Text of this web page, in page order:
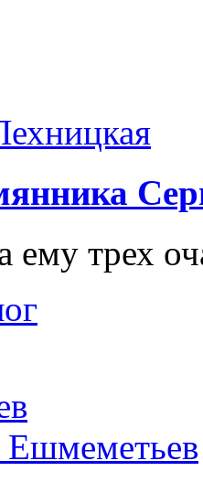
ему трех
Ешмеметьев